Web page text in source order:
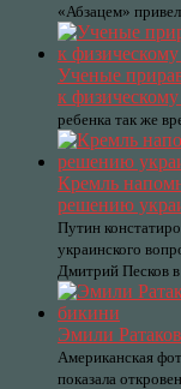
«Абзацем»
Ученые
к
ребенка так же
Кремль
решению
Путин
украинского
Дмитрий Песков
Эмили
Американская
показала